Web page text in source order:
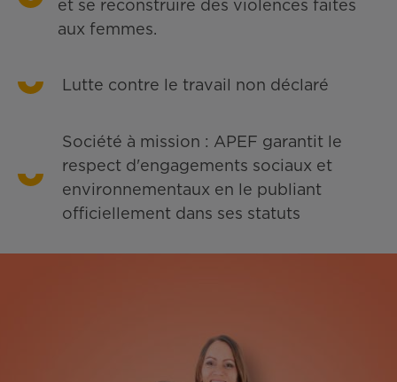
et se reconstruire des violences faites
aux femmes.
Lutte contre le travail non déclaré
Société à mission : APEF garantit le
respect d'engagements sociaux et
environnementaux en le publiant
officiellement dans ses statuts